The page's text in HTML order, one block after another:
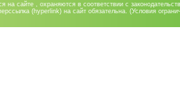
на сайте , охраняются в соответствии с
(hyperlink) на сайт обязательна. (Условия